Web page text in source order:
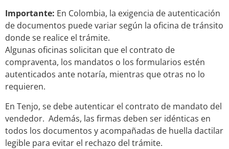
Importante: En Colombia, la exigencia de autenticación
de documentos puede variar según la oficina de tránsito
donde se realice el trámite.
Algunas oficinas solicitan que el contrato de
compraventa, los mandatos o los formularios estén
autenticados ante notaría, mientras que otras no lo
requieren.
En Tenjo, se debe autenticar el contrato de mandato del
vendedor. Además, las firmas deben ser idénticas en
todos los documentos y acompañadas de huella dactilar
legible para evitar el rechazo del trámite.